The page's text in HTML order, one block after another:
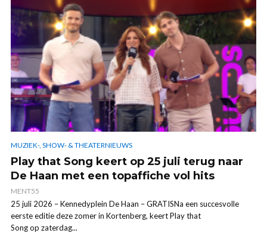
MUZIEK-, SHOW- & THEATERNIEUWS
Play that Song keert op 25 juli terug naar
De Haan met een topaffiche vol hits
MENT55
25 juli 2026 – Kennedyplein De Haan – GRATISNa een succesvolle
eerste editie deze zomer in Kortenberg, keert Play that
Song op zaterdag...